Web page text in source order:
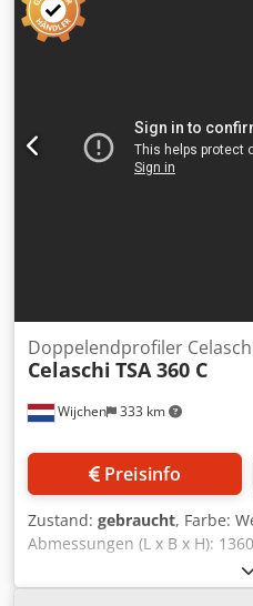
Wijchen 333 km
Doppelendprofiler
Celaschi TSA 360 C
Preisinfo
Zustand: gebraucht, Farbe:
Abmessungen (L x B x H):
Anfrage - Dokumentation
vorhanden: Nein -